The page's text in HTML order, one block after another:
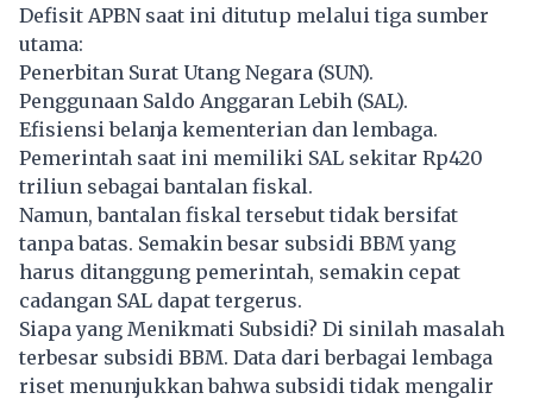
Defisit APBN saat ini ditutup melalui tiga sumber
utama:
Penerbitan Surat Utang Negara (SUN).
Penggunaan Saldo Anggaran Lebih (SAL).
Efisiensi belanja kementerian dan lembaga.
Pemerintah saat ini memiliki SAL sekitar Rp420
triliun sebagai bantalan fiskal.
Namun, bantalan fiskal tersebut tidak bersifat
tanpa batas. Semakin besar subsidi BBMyang
harus ditanggung pemerintah, semakin cepat
cadangan SAL dapat tergerus.
Siapa yang Menikmati Subsidi? Di sinilah masalah
terbesar subsidi BBM. Data dari berbagai lembaga
riset menunjukkan bahwa subsidi tidak mengalir